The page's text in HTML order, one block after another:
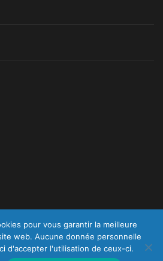
droits réservés |Mentions légales
pour vous garantir la meilleure
web. Aucune donnée personnelle
d'accepter l'utilisation de ceux-ci.